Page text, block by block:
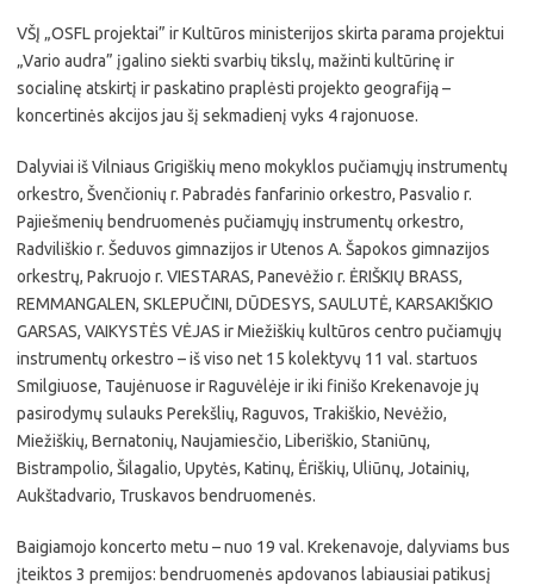
VŠĮ „OSFL projektai” ir Kultūros ministerijos skirta parama projektui
„Vario audra” įgalino siekti svarbių tikslų, mažinti kultūrinę ir
socialinę atskirtį ir paskatino praplėsti projekto geografiją –
koncertinės akcijos jau šį sekmadienį vyks 4 rajonuose.
Dalyviai iš Vilniaus Grigiškių meno mokyklos pučiamųjų instrumentų
orkestro, Švenčionių r. Pabradės fanfarinio orkestro, Pasvalio r.
Pajiešmenių bendruomenės pučiamųjų instrumentų orkestro,
Radviliškio r. Šeduvos gimnazijos ir Utenos A. Šapokos gimnazijos
orkestrų, Pakruojo r. VIESTARAS, Panevėžio r. ĖRIŠKIŲ BRASS,
REMMANGALEN, SKLEPUČINI, DŪDESYS, SAULUTĖ, KARSAKIŠKIO
GARSAS, VAIKYSTĖS VĖJAS ir Miežiškių kultūros centro pučiamųjų
instrumentų orkestro – iš viso net 15 kolektyvų 11 val. startuos
Smilgiuose, Taujėnuose ir Raguvėlėje ir iki finišo Krekenavoje jų
pasirodymų sulauks Perekšlių, Raguvos, Trakiškio, Nevėžio,
Miežiškių, Bernatonių, Naujamiesčio, Liberiškio, Staniūnų,
Bistrampolio, Šilagalio, Upytės, Katinų, Ėriškių, Uliūnų, Jotainių,
Aukštadvario, Truskavos bendruomenės.
Baigiamojo koncerto metu – nuo 19 val. Krekenavoje, dalyviams bus
įteiktos 3 premijos: bendruomenės apdovanos labiausiai patikusį